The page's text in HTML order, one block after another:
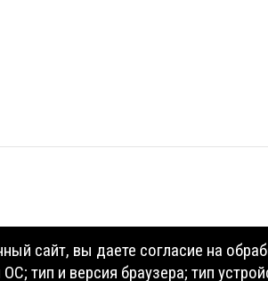
сайт, вы даете согласие на
тип и версия браузера; тип